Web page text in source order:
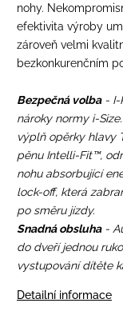
nohy.
efektivita výroby
zároveň velmi
bezkonkurenčním
Bezpečná volba - I-
nároky normy i-
výplň opěrky hlavy
pěnu Intelli-Fit™,
nohu absorbující
lock-off, která
po směru jízdy.
Snadná obsluha -
do dveří jednou
vystupování dítěte
Detailní informace